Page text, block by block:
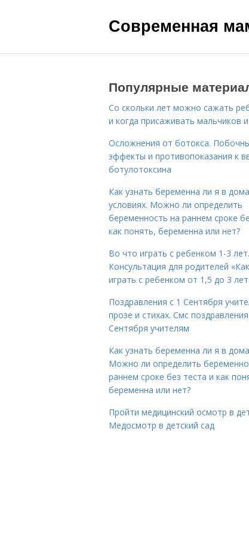
Современная
Популярные
Со скольки лет можно сажать
и когда присаживать мальчиков
Осложнения от ботокса.
эффекты и противопоказания к
ботулотоксина
Как узнать беременна ли я в
условиях. Можно ли определить
беременность на раннем сроке
как понять, беременна или нет?
Во что играть с ребенком 1-3 лет.
Консультация для родителей
играть с ребенком от 1,5 до 3
Поздравления с 1 Сентября
прозе и стихах. Смс поздравления
Сентября учителям
Как узнать беременна ли я в
Можно ли определить
раннем сроке без теста и как
беременна или нет?
Пройти медицинский осмотр в
Медосмотр в детский сад